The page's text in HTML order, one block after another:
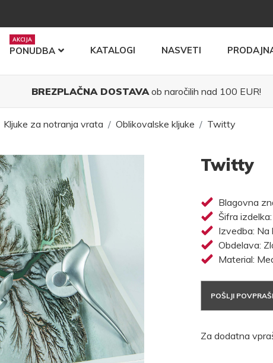
PONUDBA KATALOGI NASVETI
BREZPLAČNA DOSTAVAob naročilih nad 100 EUR!
Kljuke za notranja vrata Oblikovalske kljuke Twitty
Twitty
Blagovna
Šifra
Izvedba: Na
Obdelava:
Material:
POŠLJI
Za dodatna